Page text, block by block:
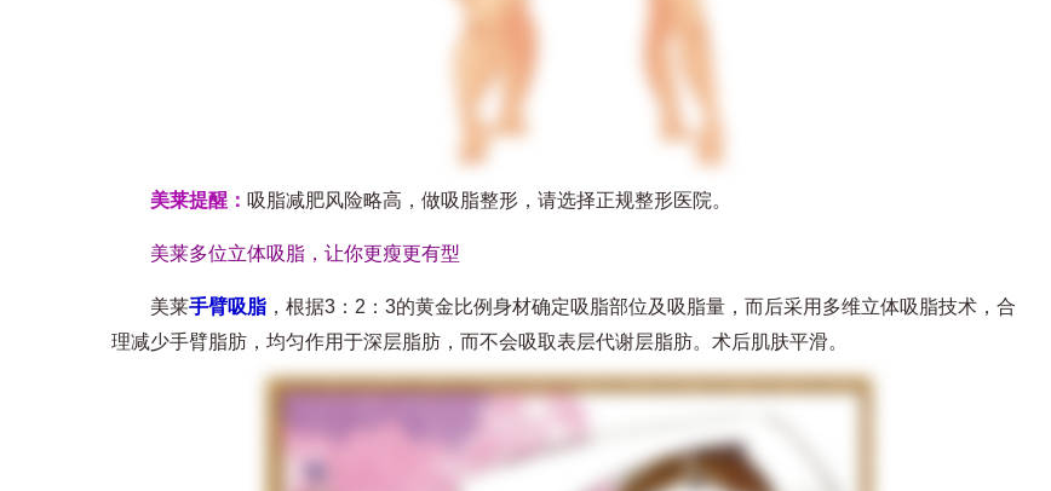
美莱提醒： 吸脂减肥风险略高，做吸脂整形，请选择正规整形医院。
美莱多位立体吸脂，让你更瘦更有型
美莱手臂吸脂 ，根据3：2：3的黄金比例身材确定吸脂部位及吸脂量，而后采用多维立体吸脂技术，合
理减少手臂脂肪，均匀作用于深层脂肪，而不会吸取表层代谢层脂肪。术后肌肤平滑。